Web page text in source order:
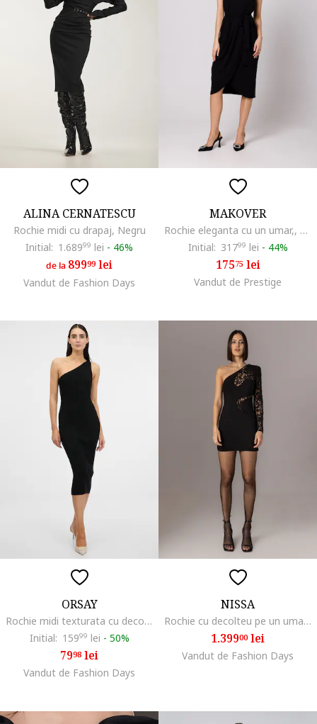
ALINA CERNATESCU
Rochie midi cu drapaj, Negru
Initial: 1.68999 lei - 46%
de la 89999lei
Vandut de Fashion Days
MAKOVER
Rochie eleganta cu un umar,, Negru
Initial: 31799 lei - 44%
17575lei
Vandut de Prestige
ORSAY
Rochie midi texturata cu decolteu pe un umar, Negru
Initial: 15999 lei - 50%
7998 lei
Vandut de Fashion Days
NISSA
Rochie cu decolteu pe un umar si segment din dantela, Negru
1.39900lei
Vandut de Fashion Days